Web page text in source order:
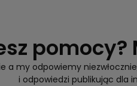
a my odpowiemy
i odpowiedzi publikując dla